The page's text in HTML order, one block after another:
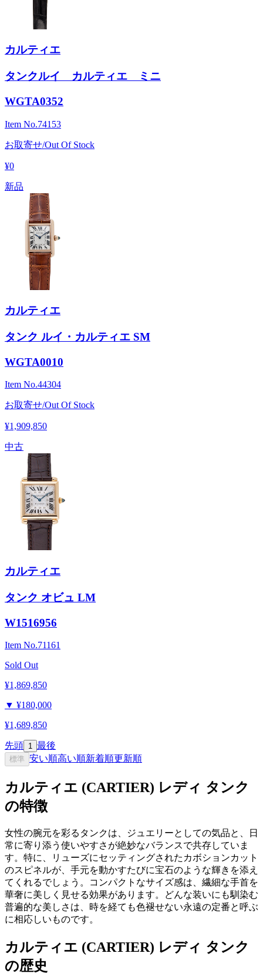
カルティエ
タンクルイ カルティエ ミニ
WGTA0352
Item No.74153
お取寄せ/Out Of Stock
¥0
新品
カルティエ
タンク ルイ・カルティエ SM
WGTA0010
Item No.44304
お取寄せ/Out Of Stock
¥1,909,850
中古
カルティエ
タンク オビュ LM
W1516956
Item No.71161
Sold Out
¥1,869,850
▼ ¥180,000
¥1,689,850
先頭 1 最後
標準 安い順高い順新着順更新順
カルティエ (CARTIER) レディ タンク
の特徴
女性の腕元を彩るタンクは、ジュエリーとしての気品と、日
常に寄り添う使いやすさが絶妙なバランスで共存していま
す。特に、リューズにセッティングされたカボションカット
のスピネルが、手元を動かすたびに宝石のような輝きを添え
てくれるでしょう。コンパクトなサイズ感は、繊細な手首を
華奢に美しく見せる効果があります。どんな装いにも馴染む
普遍的な美しさは、時を経ても色褪せない永遠の定番と呼ぶ
に相応しいものです。
カルティエ (CARTIER) レディ タンク
の歴史